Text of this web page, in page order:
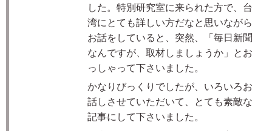
した。特別研究室に来られた方で、台
湾にとても詳しい方だなと思いながら
お話をしていると、突然、「毎日新聞
なんですが、取材しましょうか」とお
っしゃって下さいました。
かなりびっくりでしたが、いろいろお
話しさせていただいて、とても素敵な
記事にして下さいました。